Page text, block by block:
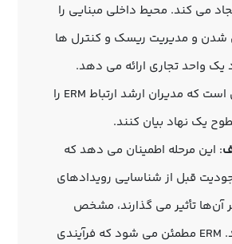
می کند. محیط داخلی مبنایی را
شدن و مدیریت ریسک و کنترل‌ ها
یک واحد تجاری ارائه می دهد.
اهمیت این است که مدیران ارشد ارتباط ERM را
یک نهاد بیان کنند.
: این مرحله اطمینان می دهد که
قبل از شناسایی رویدادهای
آن‌ها تأثیر می‌ گذارند، مشخص
شده باشند. ERM مطمئن می شود که فرآیندی